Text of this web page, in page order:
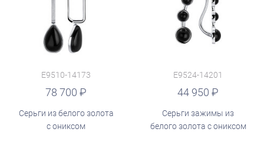
E9510-14173
78 700
Серьги из белого золота
с ониксом
E9524-14201
44 950
Серьги зажимы из
белого золота с ониксом